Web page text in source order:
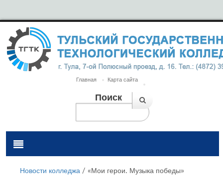
Главная Карта сайта
Поиск
Новости колледжа / «Мои герои. Музыка победы»